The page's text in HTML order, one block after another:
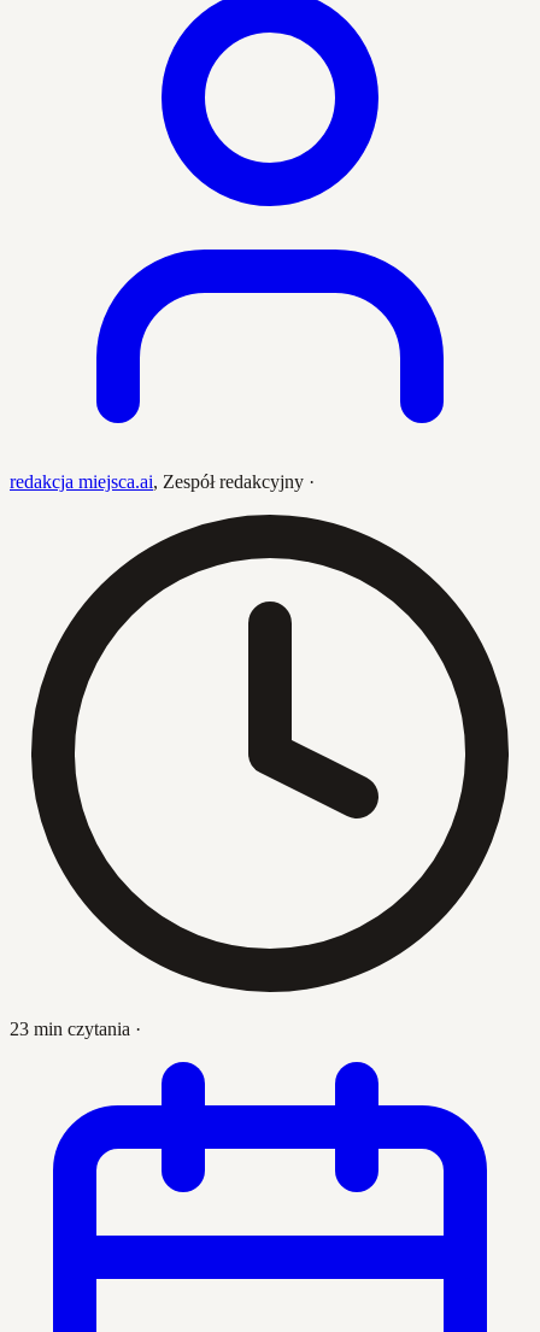
redakcja miejsca.ai, Zespół redakcyjny ·
23 min czytania ·